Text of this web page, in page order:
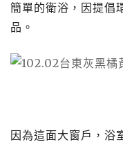
簡單的衛浴，因提倡
品。
因為這面大窗戶，浴